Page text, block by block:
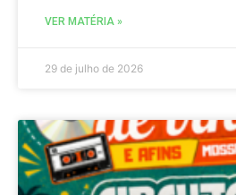
VER MATÉRIA »
29 de julho de 2026